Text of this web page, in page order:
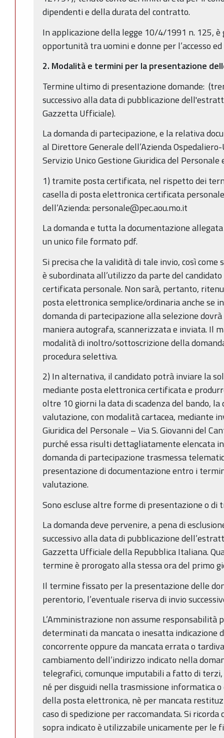
dipendenti e della durata del contratto.
In applicazione della legge 10/4/1991 n. 125,
opportunità tra uomini e donne per l’accesso
2. Modalità e termini per la presentazione
Termine ultimo di presentazione domande:
successivo alla data di pubblicazione
Gazzetta Ufficiale).
La domanda di partecipazione, e la relativa
al Direttore Generale dell’Azienda
Servizio Unico Gestione Giuridica del
1) tramite posta certificata, nel rispetto dei
casella di posta elettronica certificata
dell’Azienda: personale@pec.aou.mo.it
La domanda e tutta la documentazione
un unico file formato pdf.
Si precisa che la validità di tale invio, così
è subordinata all’utilizzo da parte del
certificata personale. Non sarà, pertanto,
posta elettronica semplice/ordinaria anche se
domanda di partecipazione alla selezione
maniera autografa, scannerizzata e inviata. Il
modalità di inoltro/sottoscrizione della
procedura selettiva.
2) In alternativa, il candidato potrà inviare la
mediante posta elettronica certificata e
oltre 10 giorni la data di scadenza del bando,
valutazione, con modalità cartacea, mediante
Giuridica del Personale – Via S. Giovanni del
purché essa risulti dettagliatamente elencata
domanda di partecipazione trasmessa
presentazione di documentazione entro i
valutazione.
Sono escluse altre forme di presentazione o di
La domanda deve pervenire, a pena di
successivo alla data di pubblicazione
Gazzetta Ufficiale della Repubblica Italiana.
termine è prorogato alla stessa ora del primo
Il termine fissato per la presentazione delle
perentorio, l’eventuale riserva di invio
L’Amministrazione non assume responsabilità
determinati da mancata o inesatta indicazione
concorrente oppure da mancata errata o
cambiamento dell’indirizzo indicato nella
telegrafici, comunque imputabili a fatto di
né per disguidi nella trasmissione informatica
della posta elettronica, nè per mancata
caso di spedizione per raccomandata. Si
sopra indicato è utilizzabile unicamente per le